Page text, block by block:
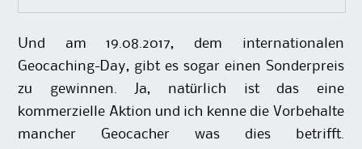
Und am 19.08.2017, dem internationalen
Geocaching-Day, gibt es sogar einen Sonderpreis
zu gewinnen. Ja, natürlich ist das eine
kommerzielle Aktion und ich kenne die Vorbehalte
mancher Geocacher was dies betrifft.